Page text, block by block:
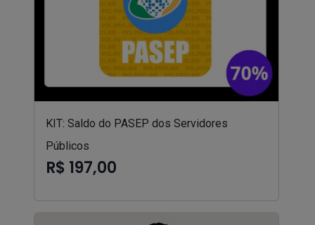
KIT: Saldo do PASEP dos Servidores
Públicos
R$ 197,00